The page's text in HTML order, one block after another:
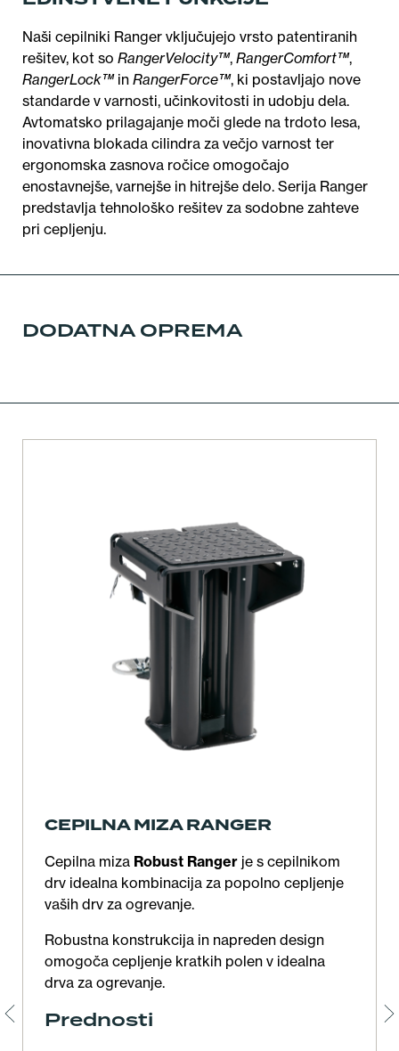
Naši cepilniki Ranger vključujejo vrsto patentiranih
rešitev, kot so RangerVelocity™, RangerComfort™,
RangerLock™in RangerForce™, ki postavljajo nove
standarde v varnosti, učinkovitosti in udobju dela.
Avtomatsko prilagajanje moči glede na trdoto lesa,
inovativna blokada cilindra za večjo varnost ter
ergonomska zasnova ročice omogočajo
enostavnejše, varnejše in hitrejše delo. Serija Ranger
predstavlja tehnološko rešitev za sodobne zahteve
pri cepljenju.
DODATNA OPREMA
CEPILNA MIZA RANGER
Cepilna miza Robust Ranger je s cepilnikom
drv idealna kombinacija za popolno cepljenje
vaših drv za ogrevanje.
Robustna konstrukcija in napreden design
omogoča cepljenje kratkih polen v idealna
drva za ogrevanje.
Prednosti